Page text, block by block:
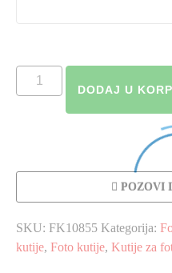
Foto
kutija
DODAJ U
POZOVI
SKU: FK10855 Kategorija:
kutije, Foto kutije, Kutije za